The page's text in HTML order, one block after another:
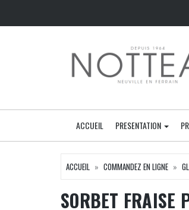
ACCUEIL PRESENTATION
ACCUEIL COMMANDEZ EN LIGNE
SORBET FRAISE